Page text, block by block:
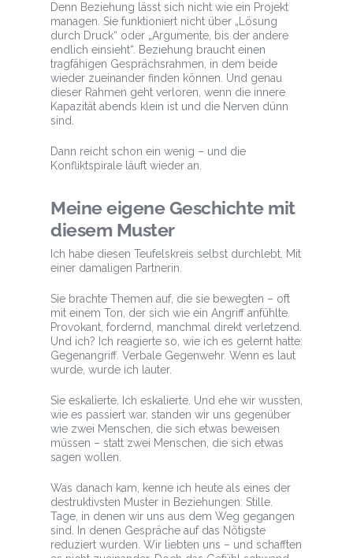
Denn Beziehung lässt sich nicht wie ein Projekt
managen. Sie funktioniert nicht über „Lösung
durch Druck“ oder „Argumente, bis der andere
endlich einsieht“. Beziehung braucht einen
tragfähigen Gesprächsrahmen, in dem beide
wieder zueinander finden können. Und genau
dieser Rahmen geht verloren, wenn die innere
Kapazität abends klein ist und die Nerven dünn
sind.
Dann reicht schon ein wenig – und die
Konfliktspirale läuft wieder an.
Meine eigene Geschichte mit
diesem Muster
Ich habe diesen Teufelskreis selbst durchlebt. Mit
einer damaligen Partnerin.
Sie brachte Themen auf, die sie bewegten – oft
mit einem Ton, der sich wie ein Angriff anfühlte.
Provokant, fordernd, manchmal direkt verletzend.
Und ich? Ich reagierte so, wie ich es gelernt hatte:
Gegenangriff. Verbale Gegenwehr. Wenn es laut
wurde, wurde ich lauter.
Sie eskalierte. Ich eskalierte. Und ehe wir wussten,
wie es passiert war, standen wir uns gegenüber
wie zwei Menschen, die sich etwas beweisen
müssen – statt zwei Menschen, die sich etwas
sagen wollen.
Was danach kam, kenne ich heute als eines der
destruktivsten Muster in Beziehungen: Stille.
Tage, in denen wir uns aus dem Weg gegangen
sind. In denen Gespräche auf das Nötigste
reduziert wurden. Wir liebten uns – und schafften